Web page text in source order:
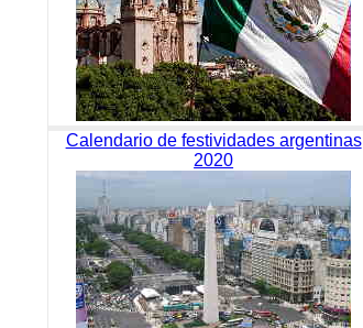
Calendario de festividades argentinas
2020